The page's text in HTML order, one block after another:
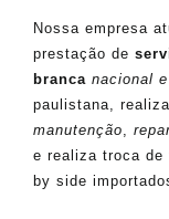
Nossa empresa
prestação de
branca nacional
paulistana,
manutenção
e realiza troca de
by side